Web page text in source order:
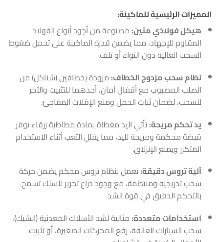
المميزات الرئيسية للماكينة:
هيكل فولاذي متين: مصنوعة من أجود أنواع الفولاذ
المقاوم للإجهاد، مما يضمن قدرة الماكينة على تحمل ضغوط
السحب العالية دون التواء أو تلف.
نظام سحب مزدوج الخطاف: مزودة بخطافين (شناكل) من
الصلب المصبوب مع أقفال أمان، أحدهما للتثبيت والآخر
للسحب، لضمان ثبات الحمل ومنع الإفلات المفاجئ.
يد تحكم مريحة:تأتي اليد مغطاة بمادة مطاطية زرقاء توفر
قبضة محكمة ومريحة لليد، مما يقلل التعب أثناء الاستخدام
المتكرر ويمنع الإنزلاق.
آلية تروس دقيقة:تعمل بنظام تروس محكم يضمن حركة
سحب تدريجية ومنتظمة، مع وجود ذراع تحرير للسلك تسمح
بالتحكم الدقيق في قوة الشد.
استخدامات متعددة: مثالية لشد الأسلاك المعدنية (الشيك)،
سحب السيارات العالقة، رفع المحركات الصغيرة، أو تثبيت